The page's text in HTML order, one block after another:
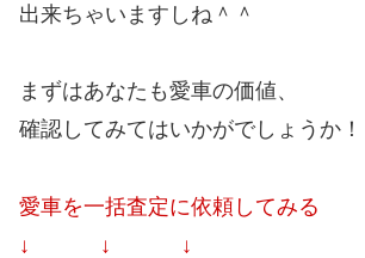
出来ちゃいますしね＾＾
まずはあなたも愛車の価値、
確認してみてはいかがでしょうか！
愛車を一括査定に依頼してみる
↓ ↓ ↓